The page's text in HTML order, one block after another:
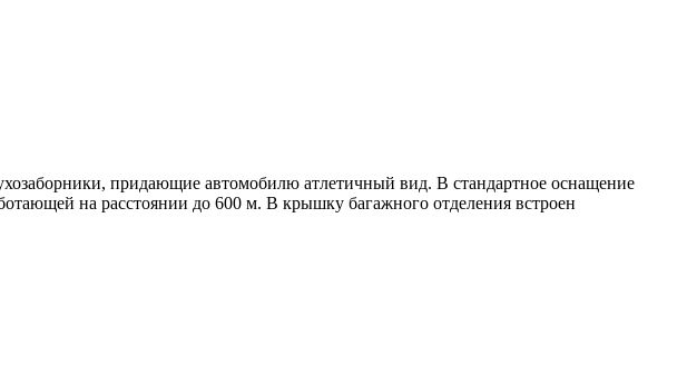
придающие автомобилю атлетичный вид. В стандартное оснащение
на расстоянии до 600 м. В крышку багажного отделения встроен